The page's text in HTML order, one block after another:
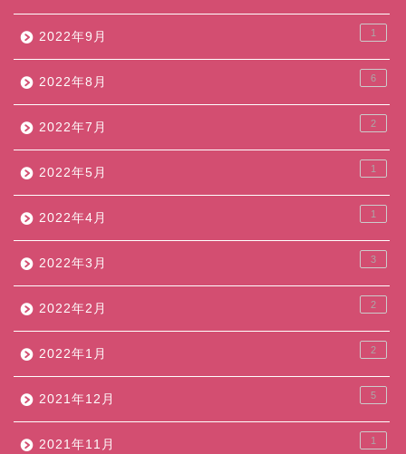
2022年9月 1
2022年8月 6
2022年7月 2
2022年5月 1
2022年4月 1
2022年3月 3
2022年2月 2
2022年1月 2
2021年12月 5
2021年11月 1